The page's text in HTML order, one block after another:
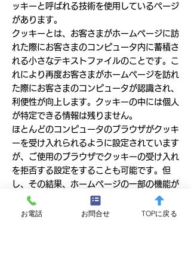
ッキーと呼ばれる技術を使用しているページ
があります。
クッキーとは、お客さまがホームページに訪
れた際にお客さまのコンピュータ内に蓄積さ
れる小さなテキストファイルのことです。こ
れにより再度お客さまがホームページを訪れ
た際にお客さまのコンピュータが認識され、
利便性が向上します。クッキーの中には個人
が特定できる情報は残りません。
ほとんどのコンピュータのブラウザがクッキ
ーを受け入れられるように設定されています
が、ご使用のブラウザでクッキーの受け入れ
を拒否する設定をすることも可能です。但
し、その結果、ホームページの一部の機能が
正常に作動しない場合がありますのでご了承
ください。
お電話 お問合せ TOPに戻る